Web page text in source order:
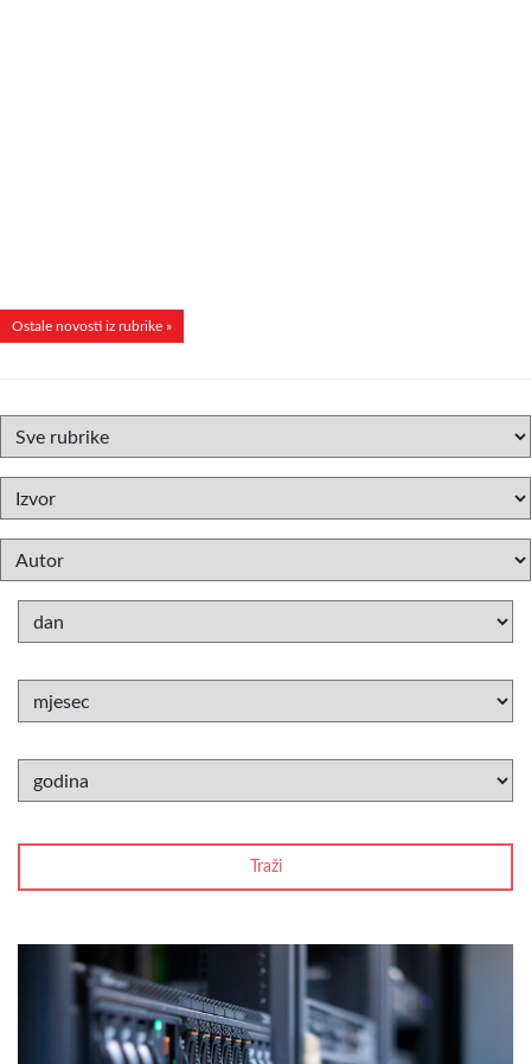
Ostale novosti iz rubrike »